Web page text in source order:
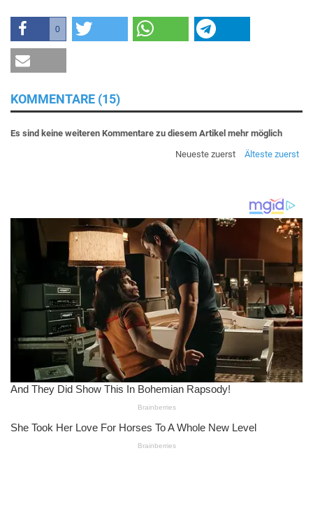
0
KOMMENTARE (15)
Es sind keine weiteren Kommentare zu diesem Artikel mehr möglich
Neueste zuerst
Älteste zuerst